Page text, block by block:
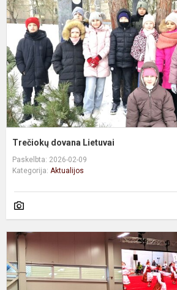
Trečiokų dovana Lietuvai
Paskelbta: 2026-02-09
Kategorija: Aktualijos